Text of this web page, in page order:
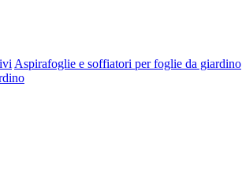
Aspirafoglie e soffiatori per foglie da giardino